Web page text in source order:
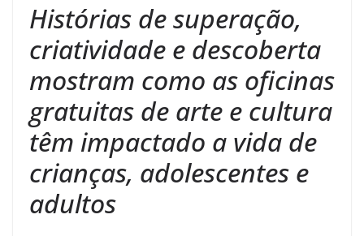
Histórias de superação,
criatividade e descoberta
mostram como as oficinas
gratuitas de arte e cultura
têm impactado a vida de
crianças, adolescentes e
adultos